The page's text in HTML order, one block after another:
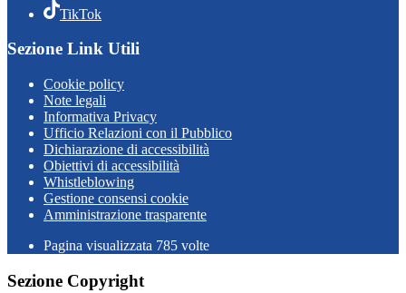
TikTok
Sezione Link Utili
Cookie policy
Note legali
Informativa Privacy
Ufficio Relazioni con il Pubblico
Dichiarazione di accessibilità
Obiettivi di accessibilità
Whistleblowing
Gestione consensi cookie
Amministrazione trasparente
Pagina visualizzata 785 volte
Sezione Copyright